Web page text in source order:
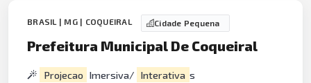
BRASIL | MG | COQUEIRAL Cidade Pequena
Prefeitura Municipal De Coqueiral
Projecao Imersiva/ Interativa s